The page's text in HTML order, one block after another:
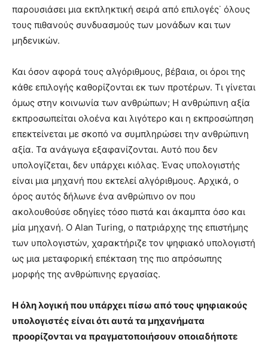
παρουσιάσει μια εκπληκτική σειρά από επιλογές˙ όλους
τους πιθανούς συνδυασμούς των μονάδων και των
μηδενικών.
Και όσον αφορά τους αλγόριθμους, βέβαια, οι όροι της
κάθε επιλογής καθορίζονται εκ των προτέρων. Τι γίνεται
όμως στην κοινωνία των ανθρώπων; Η ανθρώπινη αξία
εκπροσωπείται ολοένα και λιγότερο και η εκπροσώπηση
επεκτείνεται με σκοπό να συμπληρώσει την ανθρώπινη
αξία. Τα ανάγωγα εξαφανίζονται. Αυτό που δεν
υπολογίζεται, δεν υπάρχει κιόλας. Ένας υπολογιστής
είναι μια μηχανή που εκτελεί αλγόριθμους. Αρχικά, ο
όρος αυτός δήλωνε ένα ανθρώπινο ον που
ακολουθούσε οδηγίες τόσο πιστά και άκαμπτα όσο και
μία μηχανή. Ο Alan Turing, ο πατριάρχης της επιστήμης
των υπολογιστών, χαρακτήριζε τον ψηφιακό υπολογιστή
ως μια μεταφορική επέκταση της πιο απρόσωπης
μορφής της ανθρώπινης εργασίας.
Η όλη λογική που υπάρχει πίσω από τους ψηφιακούς
υπολογιστές είναι ότι αυτά τα μηχανήματα
προορίζονται να πραγματοποιήσουν οποιαδήποτε